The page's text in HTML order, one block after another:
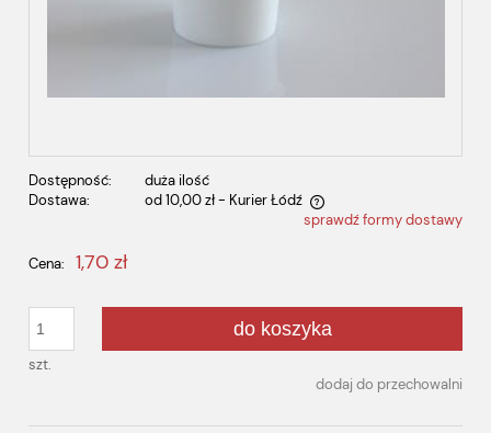
Dostępność:
duża ilość
Dostawa:
od 10,00 zł - Kurier Łódź
Cena nie zawiera ewentualnych kosztów płatnościsprawdź formy dostawy
Cena: 1,70 zł
szt.
do koszyka
dodaj do przechowalni